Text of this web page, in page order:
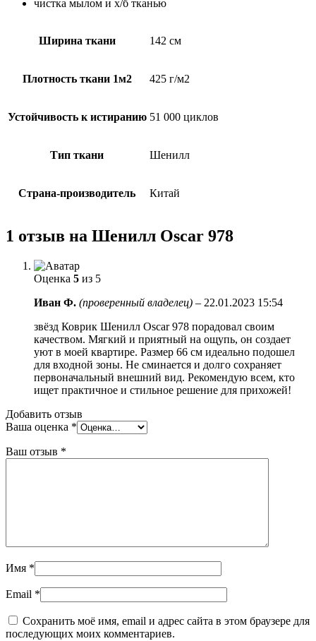
чистка мылом и х/б тканью
Ширина ткани 142 см
Плотность ткани 1м2 425 г/м2
Устойчивость к истиранию 51 000 циклов
Тип ткани Шенилл
Страна-производитель Китай
1 отзыв на Шенилл Oscar 978
Оценка 5 из 5
Иван Ф. (проверенный владелец) – 22.01.2023 15:54
звёзд Коврик Шенилл Oscar 978 порадовал своим
качеством. Мягкий и приятный на ощупь, он создает
уют в моей квартире. Размер 66 см идеально подошел
для входной зоны. Не сминается и долго сохраняет
первоначальный внешний вид. Рекомендую всем, кто
ищет практичное и стильное решение для прихожей!
Добавить отзыв
Ваша оценка *
Ваш отзыв *
Имя *
Email *
Сохранить моё имя, email и адрес сайта в этом браузере для
последующих моих комментариев.